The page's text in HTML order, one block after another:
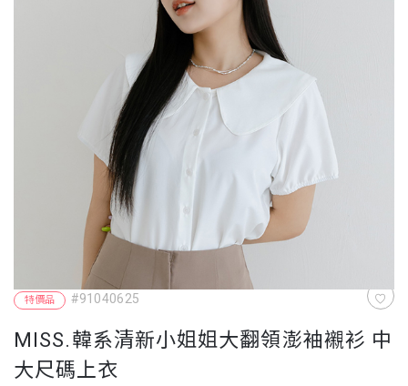
特價品 #91040625
MISS.韓系清新小姐姐大翻領澎袖襯衫 中
大尺碼上衣